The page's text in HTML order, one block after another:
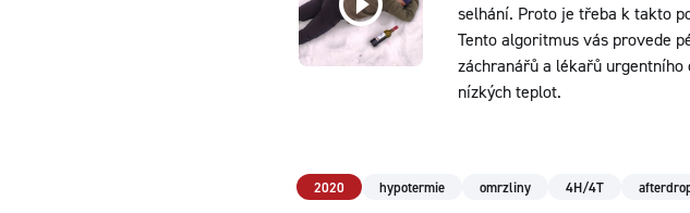
selhání. Proto je třeba k takto
Tento algoritmus vás provede
záchranářů a lékařů
nízkých teplot.
2020 hypotermie omrzliny 4H/4T